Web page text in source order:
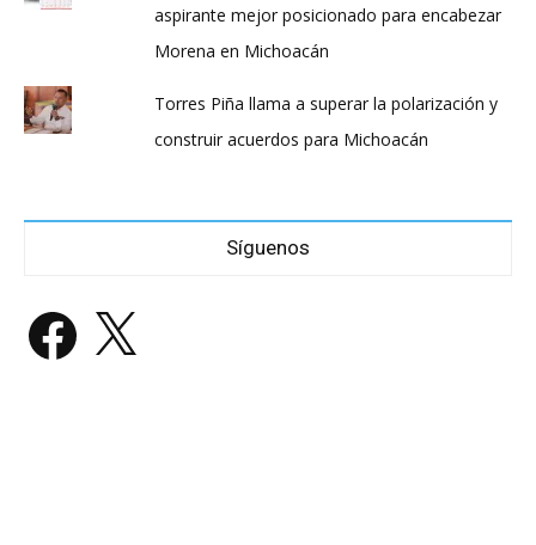
aspirante mejor posicionado para encabezar
Morena en Michoacán
Torres Piña llama a superar la polarización y
construir acuerdos para Michoacán
Síguenos
Facebook